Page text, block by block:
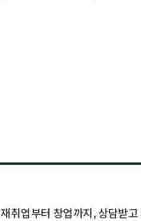
재취업부터 창업까지, 상담받